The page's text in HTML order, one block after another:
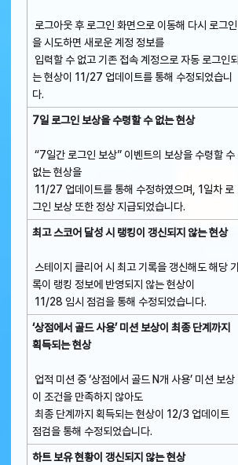
로그아웃 후 로그인 화면으로 이동해 다시 로그인
을 시도하면 새로운 계정 정보를
입력할 수 없고 기존 접속 계정으로 자동 로그인되
는 현상이 11/27 업데이트를 통해 수정되었습니
다.
7일 로그인 보상을 수령할 수 없는 현상
“7일간 로그인 보상” 이벤트의 보상을 수령할 수
없는 현상을
11/27 업데이트를 통해 수정하였으며, 1일차 로
그인 보상 또한 정상 지급되었습니다.
최고 스코어 달성 시 랭킹이 갱신되지 않는 현상
스테이지 클리어 시 최고 기록을 갱신해도 해당 기
록이 랭킹 정보에 반영되지 않는 현상이
11/28 임시 점검을 통해 수정되었습니다.
‘상점에서 골드 사용’ 미션 보상이 최종 단계까지
획득되는 현상
업적 미션 중 ‘상점에서 골드 N개 사용’ 미션 보상
이 조건을 만족하지 않아도
최종 단계까지 획득되는 현상이 12/3 업데이트
점검을 통해 수정되었습니다.
하트 보유 현황이 갱신되지 않는 현상